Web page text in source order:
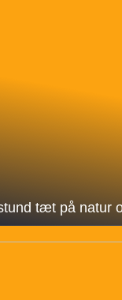
tæt på natur